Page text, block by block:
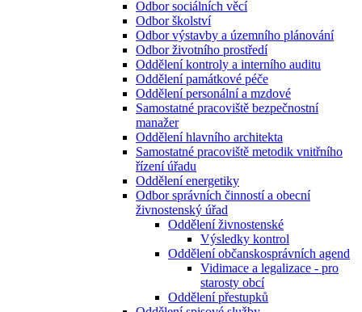
Odbor sociálních věcí
Odbor školství
Odbor výstavby a územního plánování
Odbor životního prostředí
Oddělení kontroly a interního auditu
Oddělení památkové péče
Oddělení personální a mzdové
Samostatné pracoviště bezpečnostní
manažer
Oddělení hlavního architekta
Samostatné pracoviště metodik vnitřního
řízení úřadu
Oddělení energetiky
Odbor správních činností a obecní
živnostenský úřad
Oddělení živnostenské
Výsledky kontrol
Oddělení občanskosprávních agend
Vidimace a legalizace - pro
starosty obcí
Oddělení přestupků